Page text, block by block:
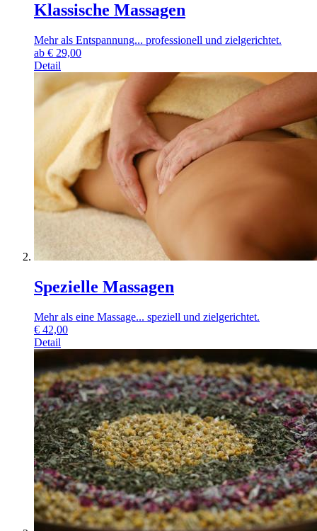
Klassische Massagen
Mehr als Entspannung... professionell und zielgerichtet.
ab € 29,00
Detail
Spezielle Massagen
Mehr als eine Massage... speziell und zielgerichtet.
€ 42,00
Detail